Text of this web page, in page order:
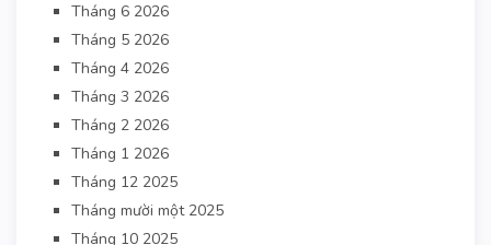
Tháng 6 2026
Tháng 5 2026
Tháng 4 2026
Tháng 3 2026
Tháng 2 2026
Tháng 1 2026
Tháng 12 2025
Tháng mười một 2025
Tháng 10 2025